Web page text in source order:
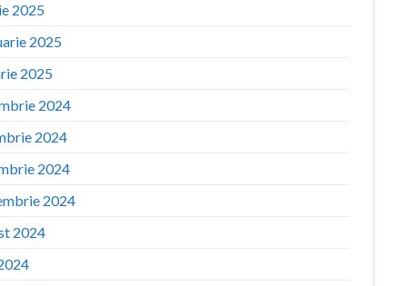
2025
2025
2025
2024
2024
2024
2024
2024